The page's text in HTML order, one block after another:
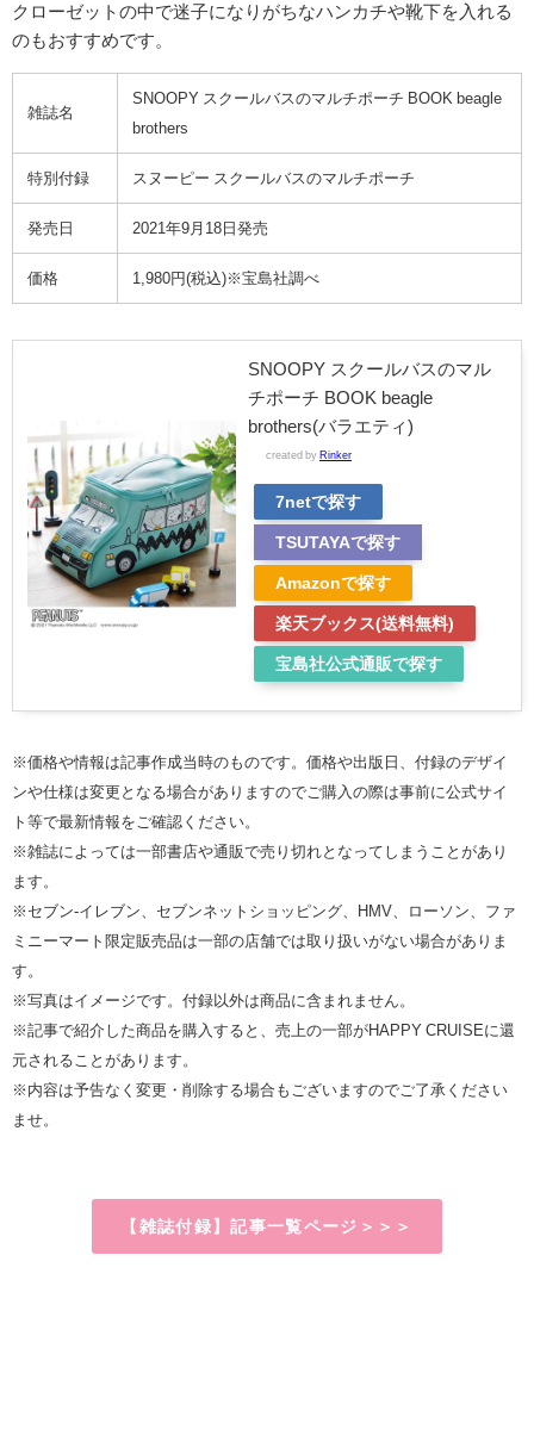
クローゼットの中で迷子になりがちなハンカチや靴下を入れる
のもおすすめです。
雑誌名
SNOOPY スクールバスのマルチポーチ BOOK beagle
brothers
特別付録 スヌーピー スクールバスのマルチポーチ
発売日 2021年9月18日発売
価格 1,980円(税込)※宝島社調べ
SNOOPY スクールバスのマル
チポーチ BOOK beagle
brothers(バラエティ)
created by Rinker
7netで探す
TSUTAYAで探す
Amazonで探す
楽天ブックス(送料無料)
宝島社公式通販で探す
※価格や情報は記事作成当時のものです。価格や出版日、付録のデザイ
ンや仕様は変更となる場合がありますのでご購入の際は事前に公式サイ
ト等で最新情報をご確認ください。
※雑誌によっては一部書店や通販で売り切れとなってしまうことがあり
ます。
※セブン‐イレブン、セブンネットショッピング、HMV、ローソン、ファ
ミニーマート限定販売品は一部の店舗では取り扱いがない場合がありま
す。
※写真はイメージです。付録以外は商品に含まれません。
※記事で紹介した商品を購入すると、売上の一部がHAPPY CRUISEに還
元されることがあります。
※内容は予告なく変更・削除する場合もございますのでご了承ください
ませ。
【雑誌付録】記事一覧ページ＞＞＞